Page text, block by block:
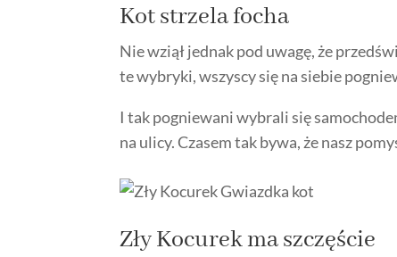
Kot strzela focha
Nie wziął jednak pod uwagę, że
te wybryki, wszyscy się na siebie
I tak pogniewani wybrali się
na ulicy. Czasem tak bywa, że nasz
Zły Kocurek ma szczęście